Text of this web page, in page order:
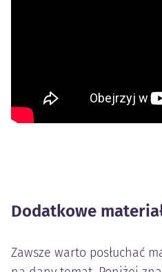
Dodatkowe
Zawsze warto posłuchać